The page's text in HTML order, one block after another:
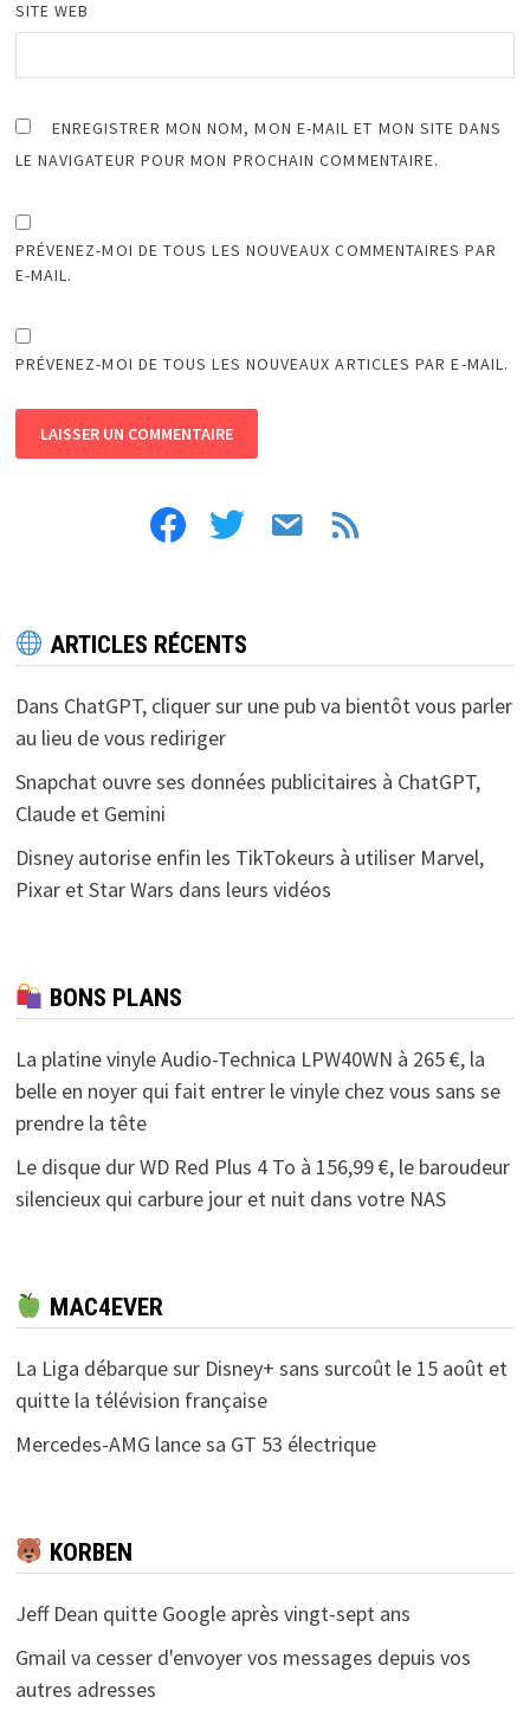
SITE WEB
ENREGISTRER MON NOM, MON E-MAIL ET MON SITE DANS
LE NAVIGATEUR POUR MON PROCHAIN COMMENTAIRE.
PRÉVENEZ-MOI DE TOUS LES NOUVEAUX COMMENTAIRES PAR
E-MAIL.
PRÉVENEZ-MOI DE TOUS LES NOUVEAUX ARTICLES PAR E-MAIL.
facebooktwitter email feed
ARTICLES RÉCENTS
Dans ChatGPT, cliquer sur une pub va bientôt vous parler
au lieu de vous rediriger
Snapchat ouvre ses données publicitaires à ChatGPT,
Claude et Gemini
Disney autorise enfin les TikTokeurs à utiliser Marvel,
Pixar et Star Wars dans leurs vidéos
BONS PLANS
La platine vinyle Audio-Technica LPW40WN à 265 €, la
belle en noyer qui fait entrer le vinyle chez vous sans se
prendre la tête
Le disque dur WD Red Plus 4 To à 156,99 €, le baroudeur
silencieux qui carbure jour et nuit dans votre NAS
MAC4EVER
La Liga débarque sur Disney+ sans surcoût le 15 août et
quitte la télévision française
Mercedes-AMG lance sa GT 53 électrique
KORBEN
Jeff Dean quitte Google après vingt-sept ans
Gmail va cesser d'envoyer vos messages depuis vos
autres adresses